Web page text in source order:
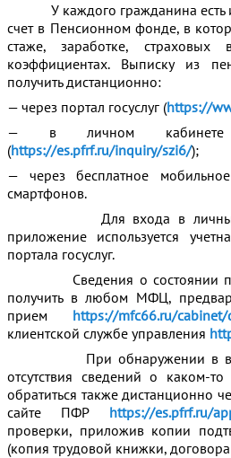
У каждого гражданина есть
счет в Пенсионном фонде, в
стаже, заработке,
коэффициентах. Выписку из
получить дистанционно:
— через портал госуслуг (https://
— в личном
(https://es.pfrf.ru/inquiry/szi6/);
— через бесплатное
смартфонов.
Для входа в личный
приложение используется
портала госуслуг.
Сведения о состоянии
получить в любом МФЦ,
прием https://mfc66.ru/cabinet/
клиентской службе управления
При обнаружении в
отсутствия сведений о каком-
обратиться также дистанционно
сайте ПФР https://es.pfrf.ru/
проверки, приложив копии
(копия трудовой книжки,